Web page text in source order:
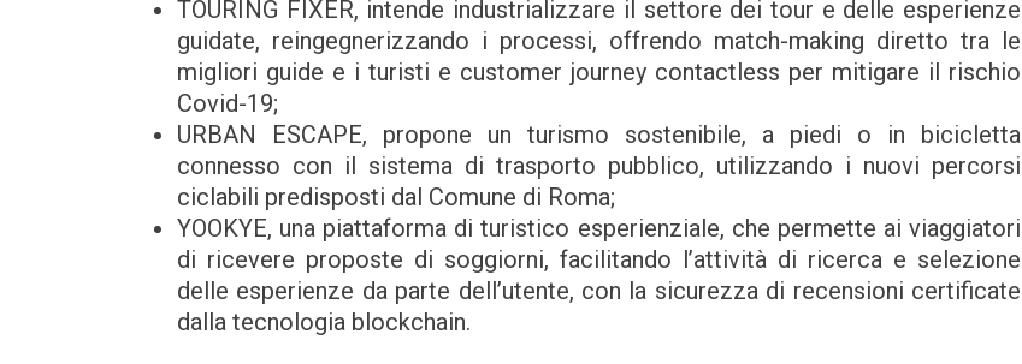
TOURING FIXER, intende industrializzare il settore dei tour e delle esperienze
guidate, reingegnerizzando i processi, offrendo match-making diretto tra le
migliori guide e i turisti e customer journey contactless per mitigare il rischio
Covid-19;
URBAN ESCAPE, propone un turismo sostenibile, a piedi o in bicicletta
connesso con il sistema di trasporto pubblico, utilizzando i nuovi percorsi
ciclabili predisposti dal Comune di Roma;
YOOKYE, una piattaforma di turistico esperienziale, che permette ai viaggiatori
di ricevere proposte di soggiorni, facilitando l’attività di ricerca e selezione
delle esperienze da parte dell’utente, con la sicurezza di recensioni certificate
dalla tecnologia blockchain.